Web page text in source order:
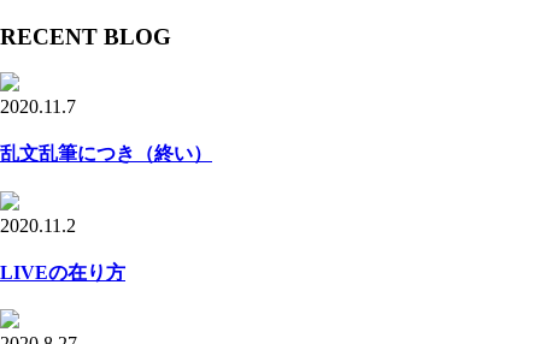
RECENT BLOG
2020.11.7
乱文乱筆につき（終い）
2020.11.2
LIVEの在り方